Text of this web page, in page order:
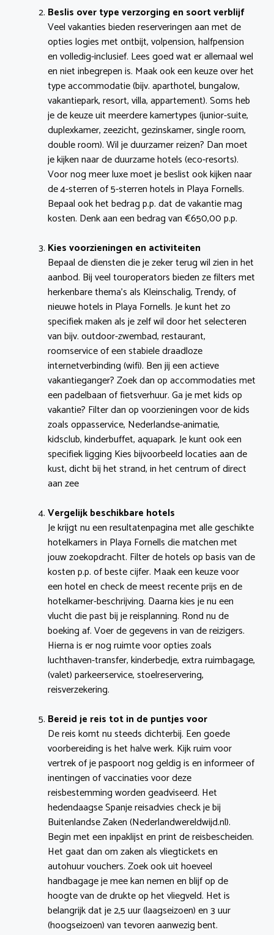
Beslis over type verzorging en soort verblijf
Veel vakanties bieden reserveringen aan met de
opties logies met ontbijt, volpension, halfpension
en volledig-inclusief. Lees goed wat er allemaal wel
en niet inbegrepen is. Maak ook een keuze over het
type accommodatie (bijv. aparthotel, bungalow,
vakantiepark, resort, villa, appartement). Soms heb
je de keuze uit meerdere kamertypes (junior-suite,
duplexkamer, zeezicht, gezinskamer, single room,
double room). Wil je duurzamer reizen? Dan moet
je kijken naar de duurzame hotels (eco-resorts).
Voor nog meer luxe moet je beslist ook kijken naar
de 4-sterren of 5-sterren hotels in Playa Fornells.
Bepaal ook het bedrag p.p. dat de vakantie mag
kosten. Denk aan een bedrag van €650,00 p.p.
Kies voorzieningen en activiteiten
Bepaal de diensten die je zeker terug wil zien in het
aanbod. Bij veel touroperators bieden ze filters met
herkenbare thema’s als Kleinschalig, Trendy, of
nieuwe hotels in Playa Fornells. Je kunt het zo
specifiek maken als je zelf wil door het selecteren
van bijv. outdoor-zwembad, restaurant,
roomservice of een stabiele draadloze
internetverbinding (wifi). Ben jij een actieve
vakantieganger? Zoek dan op accommodaties met
een padelbaan of fietsverhuur. Ga je met kids op
vakantie? Filter dan op voorzieningen voor de kids
zoals oppasservice, Nederlandse-animatie,
kidsclub, kinderbuffet, aquapark. Je kunt ook een
specifiek ligging Kies bijvoorbeeld locaties aan de
kust, dicht bij het strand, in het centrum of direct
aan zee
Vergelijk beschikbare hotels
Je krijgt nu een resultatenpagina met alle geschikte
hotelkamers in Playa Fornells die matchen met
jouw zoekopdracht. Filter de hotels op basis van de
kosten p.p. of beste cijfer. Maak een keuze voor
een hotel en check de meest recente prijs en de
hotelkamer-beschrijving. Daarna kies je nu een
vlucht die past bij je reisplanning. Rond nu de
boeking af. Voer de gegevens in van de reizigers.
Hierna is er nog ruimte voor opties zoals
luchthaven-transfer, kinderbedje, extra ruimbagage,
(valet) parkeerservice, stoelreservering,
reisverzekering.
Bereid je reis tot in de puntjes voor
De reis komt nu steeds dichterbij. Een goede
voorbereiding is het halve werk. Kijk ruim voor
vertrek of je paspoort nog geldig is en informeer of
inentingen of vaccinaties voor deze
reisbestemming worden geadviseerd. Het
hedendaagse Spanje reisadvies check je bij
Buitenlandse Zaken (Nederlandwereldwijd.nl).
Begin met een inpaklijst en print de reisbescheiden.
Het gaat dan om zaken als vliegtickets en
autohuur vouchers. Zoek ook uit hoeveel
handbagage je mee kan nemen en blijf op de
hoogte van de drukte op het vliegveld. Het is
belangrijk dat je 2,5 uur (laagseizoen) en 3 uur
(hoogseizoen) van tevoren aanwezig bent.